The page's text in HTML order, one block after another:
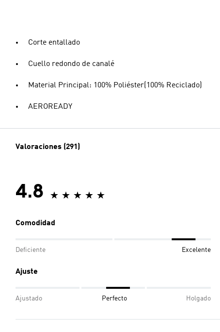
Corte entallado
Cuello redondo de canalé
Material Principal: 100% Poliéster(100% Reciclado)
AEROREADY
Valoraciones (291)
4.8
Comodidad
Deficiente Excelente
Ajuste
Ajustado Perfecto Holgado